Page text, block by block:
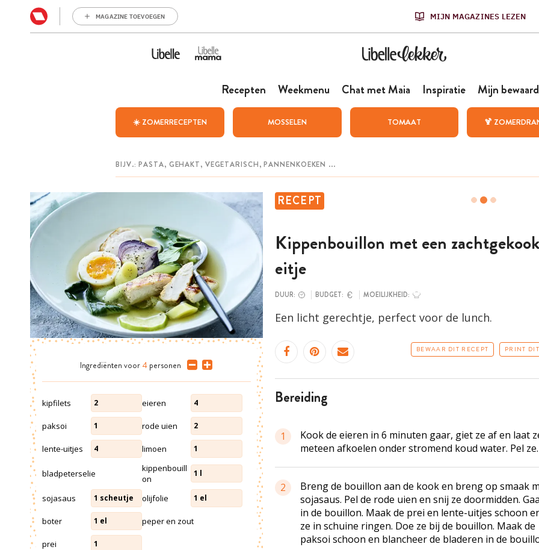
MAGAZINE TOEVOEGEN MIJN MAGAZINES LEZEN
Recepten Weekmenu Chat met Maia Inspiratie Mijn
☀️ ZOMERRECEPTEN MOSSELEN TOMAAT 🍹
RECEPT
Kippenbouillon met een
eitje
DUUR: BUDGET: MOEILIJKHEID:
Een licht gerechtje, perfect voor de lunch.
BEWAAR DIT RECEPT PRINT
bereiding
1
Kook de eieren in 6 minuten gaar, giet ze af en laat
meteen afkoelen onder stromend koud water. Pel ze.
2
Breng de bouillon aan de kook en breng op smaak
sojasaus. Pel de rode uien en snij ze doormidden.
in de bouillon. Maak de prei en lente-uitjes schoon
ze in schuine ringen. Doe ze bij de bouillon. Maak de
paksoi schoon en blancheer de bladeren in de
Ingrediënten voor 4 personen
kipfilets 2 eieren 4
paksoi 1 rode uien 2
lente-uitjes 4 limoen 1
bladpeterselie
kippenbouill
on
1 l
sojasaus 1 scheutje olijfolie 1 el
boter 1 el peper en zout
prei 1